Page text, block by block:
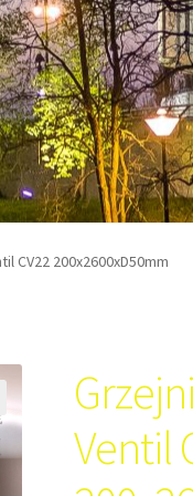
CV22 200x2600xD50mm
Ventil